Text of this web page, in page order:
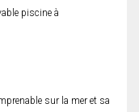
piscine à
sur la mer et sa